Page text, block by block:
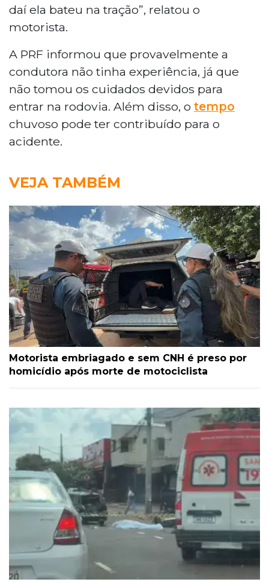
daí ela bateu na tração”, relatou o
motorista.
A PRF informou que provavelmente a
condutora não tinha experiência, já que
não tomou os cuidados devidos para
entrar na rodovia. Além disso, o tempo
chuvoso pode ter contribuído para o
acidente.
VEJA TAMBÉM
Motorista embriagado e sem CNH é preso por
homicídio após morte de motociclista